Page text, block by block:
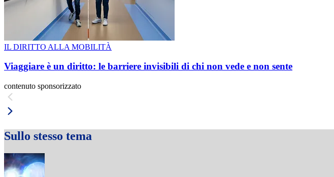
IL DIRITTO ALLA MOBILITÀ
Viaggiare è un diritto: le barriere invisibili di chi non vede e non sente
contenuto sponsorizzato
Sullo stesso tema